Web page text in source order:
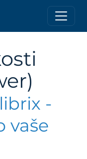
-
vaše